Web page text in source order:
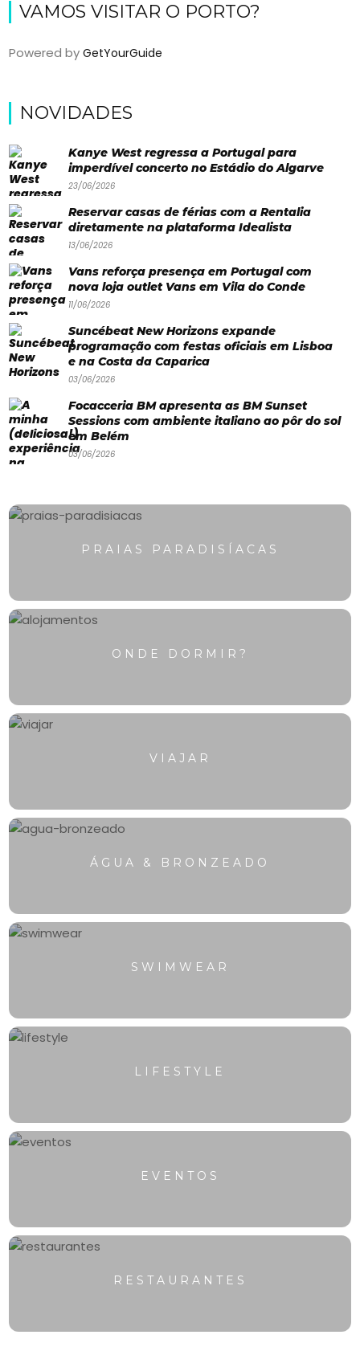
dormir?
Restaurantes
Paradisíacas
Eventos
Água
Bronzeado
Quem
Falem
💬
VAMOS VISITAR O PORTO?
Powered byGetYourGuide
NOVIDADES
Kanye West regressa a Portugal para
imperdível concerto no Estádio do Algarve
23/06/2026
Reservar casas de férias com a Rentalia
diretamente na plataforma Idealista
13/06/2026
Vans reforça presença em Portugal com
nova loja outlet Vans em Vila do Conde
11/06/2026
Suncébeat New Horizons expande
programação com festas oficiais em Lisboa
e na Costa da Caparica
03/06/2026
Focacceria BM apresenta as BM Sunset
Sessions com ambiente italiano ao pôr do sol
em Belém
03/06/2026
PRAIAS PARADISÍACAS
ONDE DORMIR?
VIAJAR
ÁGUA & BRONZEADO
SWIMWEAR
LIFESTYLE
EVENTOS
RESTAURANTES